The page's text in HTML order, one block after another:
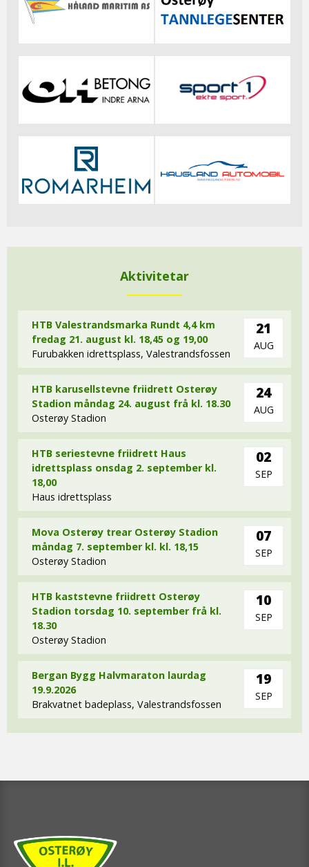
Aktivitetar
HTB Valestrandsmarka Rundt 4,4 km
fredag 21. august kl. 18,45 og 19,00
Furubakken idrettsplass, Valestrandsfossen
21
AUG
HTB karusellstevne friidrett Osterøy
Stadion måndag 24. august frå kl. 18.30
Osterøy Stadion
24
AUG
HTB seriestevne friidrett Haus
idrettsplass onsdag 2. september kl.
18,00
Haus idrettsplass
02
SEP
Mova Osterøy trear Osterøy Stadion
måndag 7. september kl. kl. 18,15
Osterøy Stadion
07
SEP
HTB kaststevne friidrett Osterøy
Stadion torsdag 10. september frå kl.
18.30
Osterøy Stadion
10
SEP
Bergan Bygg Halvmaraton laurdag
19.9.2026
Brakvatnet badeplass, Valestrandsfossen
19
SEP